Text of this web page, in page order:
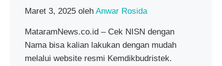
Maret 3, 2025 oleh Anwar Rosida
MataramNews.co.id – Cek NISN dengan
Nama bisa kalian lakukan dengan mudah
melalui website resmi Kemdikbudristek.